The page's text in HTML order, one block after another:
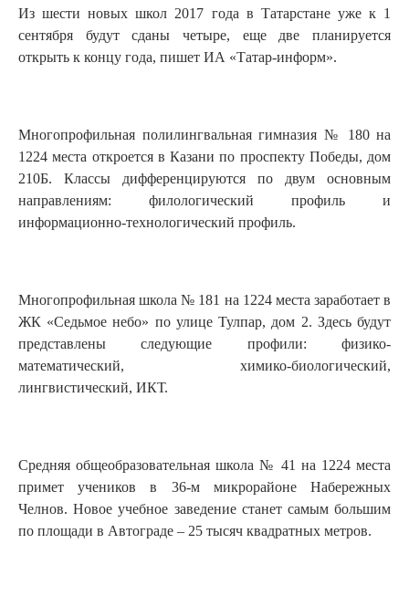
Из шести новых школ 2017 года в Татарстане уже к 1
сентября будут сданы четыре, еще две планируется
открыть к концу года, пишет ИА «Татар-информ».
Многопрофильная полилингвальная гимназия № 180 на
1224 места откроется в Казани по проспекту Победы, дом
210Б. Классы дифференцируются по двум основным
направлениям: филологический профиль и
информационно-технологический профиль.
Многопрофильная школа № 181 на 1224 места заработает в
ЖК «Седьмое небо» по улице Тулпар, дом 2. Здесь будут
представлены следующие профили: физико-
математический, химико-биологический,
лингвистический, ИКТ.
Средняя общеобразовательная школа № 41 на 1224 места
примет учеников в 36-м микрорайоне Набережных
Челнов. Новое учебное заведение станет самым большим
по площади в Автограде – 25 тысяч квадратных метров.